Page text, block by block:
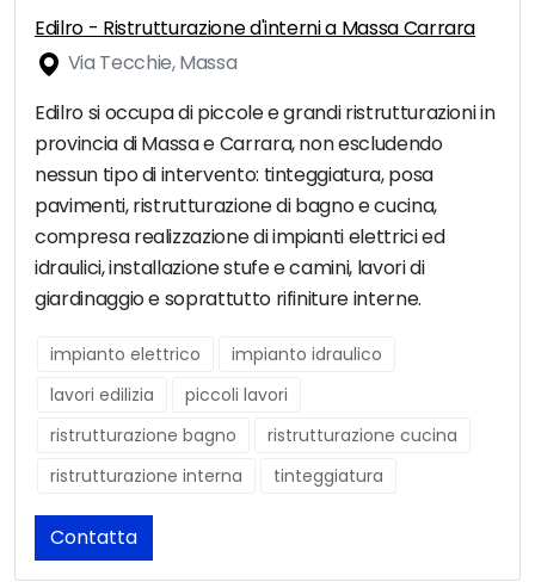
Edilro - Ristrutturazione d'interni a Massa Carrara
Via Tecchie, Massa
Edilro si occupa di piccole e grandi ristrutturazioni in
provincia di Massa e Carrara, non escludendo
nessun tipo di intervento: tinteggiatura, posa
pavimenti, ristrutturazione di bagno e cucina,
compresa realizzazione di impianti elettrici ed
idraulici, installazione stufe e camini, lavori di
giardinaggio e soprattutto rifiniture interne.
impianto elettrico
impianto idraulico
lavori edilizia
piccoli lavori
ristrutturazione bagno
ristrutturazione cucina
ristrutturazione interna
tinteggiatura
Contatta